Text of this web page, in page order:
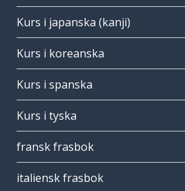
Kurs i japanska (kanji)
Kurs i koreanska
Kurs i spanska
Kurs i tyska
fransk frasbok
italiensk frasbok